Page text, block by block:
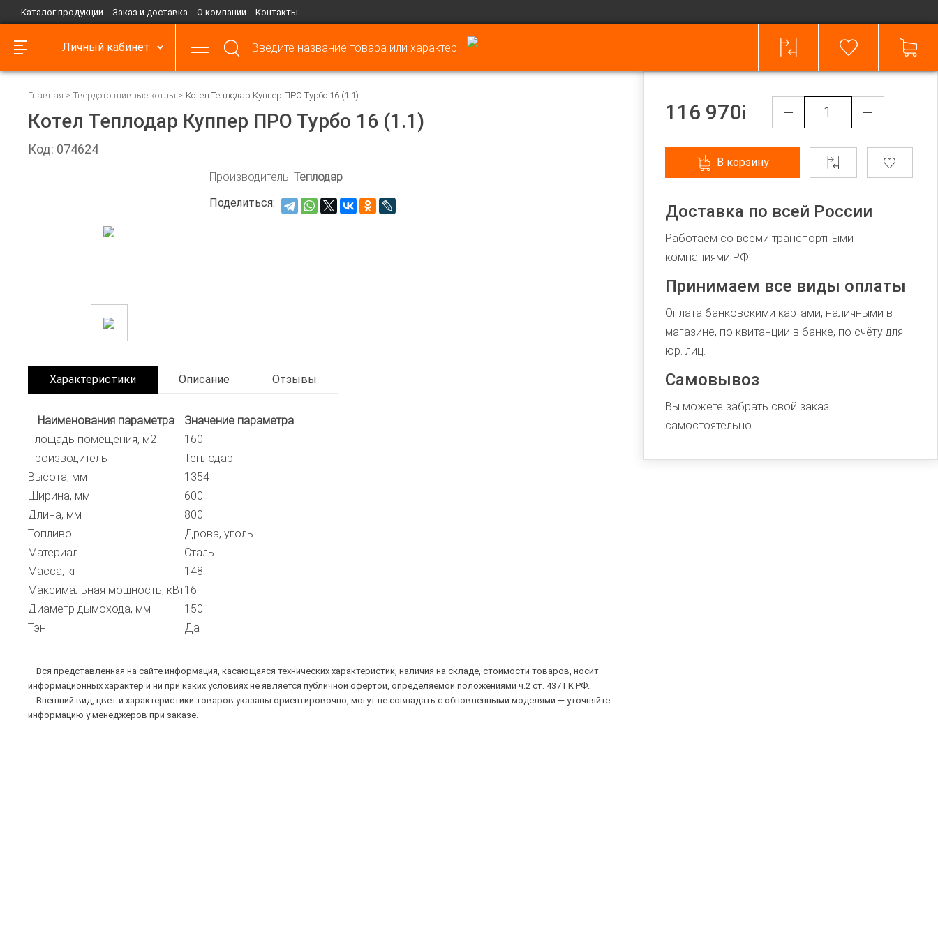
Каталог продукции Заказ и доставка О компании Контакты
Личный кабинет
Главная Твердотопливные котлы Котел Теплодар Куппер ПРО Турбо 16 (1.1)
Котел Теплодар Куппер ПРО Турбо 16 (1.1)
Код: 074624
Производитель: Теплодар
Поделиться:
Характеристики Описание Отзывы
Наименования параметра
Значение параметра
Площадь помещения, м2
160
Производитель
Теплодар
Высота, мм
1354
Ширина, мм
600
Длина, мм
800
Топливо
Дрова, уголь
Материал
Сталь
Масса, кг
148
Максимальная мощность, кВт16
Диаметр дымохода, мм
150
Тэн
Да
Вся представленная на сайте информация, касающаяся технических характеристик, наличия на складе, стоимости товаров, носит
информационных характер и ни при каких условиях не является публичной офертой, определяемой положениями ч.2 ст. 437 ГК РФ.
Внешний вид, цвет и характеристики товаров указаны ориентировочно, могут не совпадать с обновленными моделями — уточняйте
информацию у менеджеров при заказе.
116 970
В корзину
Доставка по всей России
Работаем со всеми транспортными
компаниями РФ
Принимаем все виды оплаты
Оплата банковскими картами, наличными в
магазине, по квитанции в банке, по счёту для
юр. лиц.
Самовывоз
Вы можете забрать свой заказ
самостоятельно